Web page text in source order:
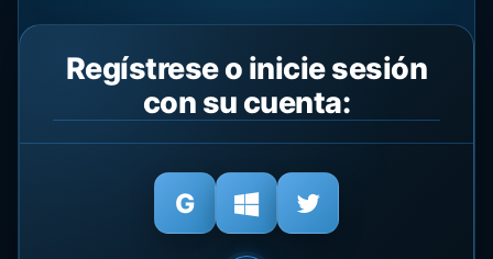
Regístrese o inicie sesión
con su cuenta: